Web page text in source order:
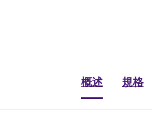
概述 規格